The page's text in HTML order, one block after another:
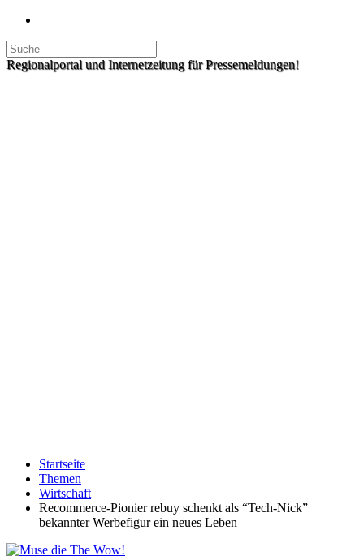
Regionalportal und Internetzeitung für Pressemeldungen!
Startseite
Themen
Wirtschaft
Recommerce-Pionier rebuy schenkt als “Tech-Nick”
bekannter Werbefigur ein neues Leben